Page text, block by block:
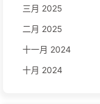
三月 2025
二月 2025
十一月 2024
十月 2024